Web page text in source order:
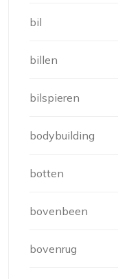
bil
billen
bilspieren
bodybuilding
botten
bovenbeen
bovenrug